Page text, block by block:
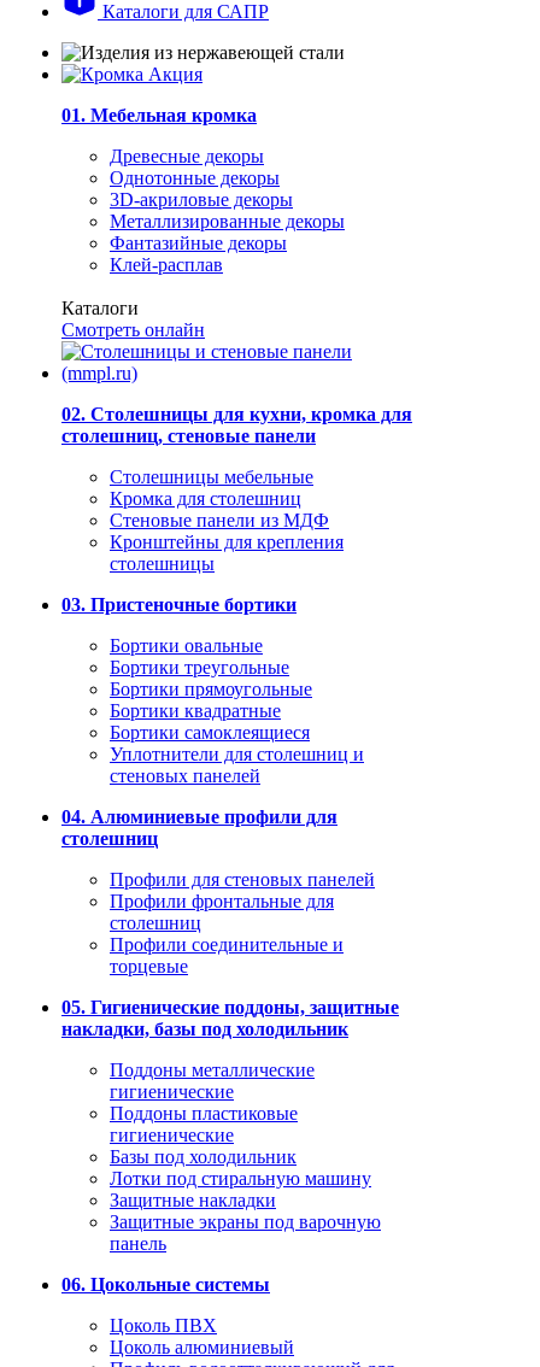
Каталоги для САПР
01. Мебельная кромка
Древесные декоры
Однотонные декоры
3D-акриловые декоры
Металлизированные декоры
Фантазийные декоры
Клей-расплав
Каталоги
Смотреть онлайн
02. Столешницы для кухни, кромка для
столешниц, стеновые панели
Столешницы мебельные
Кромка для столешниц
Стеновые панели из МДФ
Кронштейны для крепления
столешницы
03. Пристеночные бортики
Бортики овальные
Бортики треугольные
Бортики прямоугольные
Бортики квадратные
Бортики самоклеящиеся
Уплотнители для столешниц и
стеновых панелей
04. Алюминиевые профили для
столешниц
Профили для стеновых панелей
Профили фронтальные для
столешниц
Профили соединительные и
торцевые
05. Гигиенические поддоны, защитные
накладки, базы под холодильник
Поддоны металлические
гигиенические
Поддоны пластиковые
гигиенические
Базы под холодильник
Лотки под стиральную машину
Защитные накладки
Защитные экраны под варочную
панель
06. Цокольные системы
Цоколь ПВХ
Цоколь алюминиевый